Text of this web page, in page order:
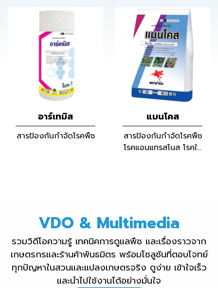
อาร์เทมิส
สารป้องกันกำจัดโรคพืช
แมนโคส
สารป้องกันกำจัดโรคพืช
โรคแอนแทรสโนส โรคใบ
VDO & Multimedia
รวมวิดีโอความรู้ เทคนิคการดูแลพืช และเรื่องราวจาก
เกษตรกรและร้านค้าพันธมิตร พร้อมโซลูชันที่ตอบโจทย์
ทุกปัญหาในสวนและแปลงเกษตรจริง ดูง่าย เข้าใจเร็ว
และนำไปใช้งานได้อย่างมั่นใจ